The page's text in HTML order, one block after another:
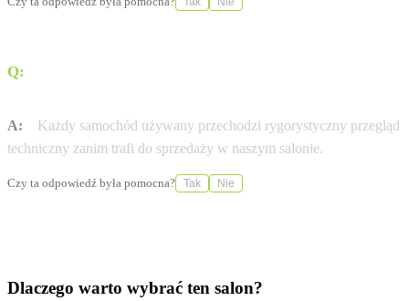
Q:
A:
Każdy samochód używany przechodzi rygorystyczny przegląd
techniczny zanim trafi do sprzedaży w naszym salonie.
Czy ta odpowiedź była pomocna? Tak Nie
Dlaczego warto wybrać ten salon?